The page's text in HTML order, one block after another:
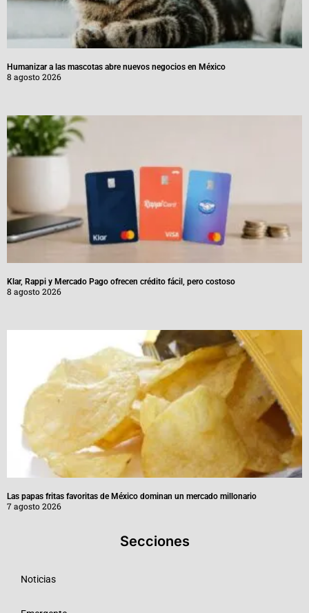
Humanizar a las mascotas abre nuevos negocios en México
8 agosto 2026
Klar, Rappi y Mercado Pago ofrecen crédito fácil, pero costoso
8 agosto 2026
Las papas fritas favoritas de México dominan un mercado millonario
7 agosto 2026
Secciones
Noticias